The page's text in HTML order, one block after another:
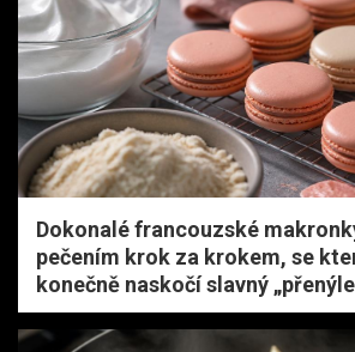
Dokonalé francouzské
pečením krok za krokem, se
konečně naskočí slavný